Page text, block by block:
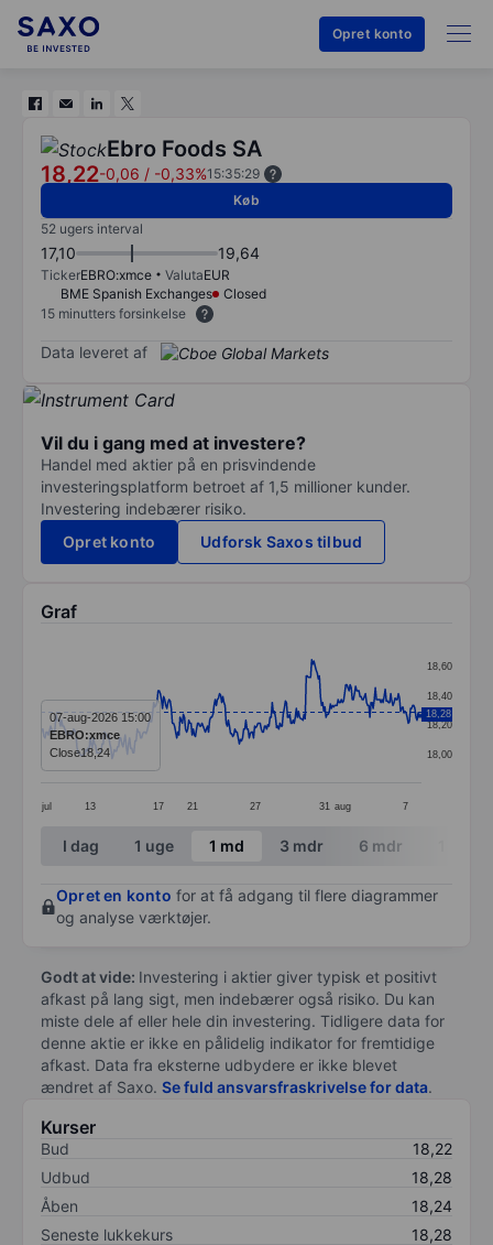
Opret konto
Ebro Foods SA
18,22-0,06 / -0,33%15:35:29
Køb
52 ugers interval
17,10 19,64
TickerEBRO:xmce ValutaEUR
BME Spanish Exchanges
Closed
15 minutters forsinkelse
Data leveret af
Vil du i gang med at investere?
Handel med aktier på en prisvindende
investeringsplatform betroet af 1,5 millioner kunder.
Investering indebærer risiko.
Opret konto
Udforsk Saxos tilbud
Graf
Line chart with 348 data points.
The chart has 1 X axis displaying categories.
The chart has 1 Y axis displaying values. Data
jul 13 17 21 27 31 aug 7
18,00
18,20
18,40
18,60
18,28
07-aug-2026 15:00
EBRO:xmce
Close18,24
End of interactive chart.
I dag 1 uge 1 md 3 mdr 6 mdr
Opret en konto for at få adgang til flere diagrammer
og analyse værktøjer.
Godt at vide: Investering i aktier giver typisk et positivt
afkast på lang sigt, men indebærer også risiko. Du kan
miste dele af eller hele din investering. Tidligere data for
denne aktie er ikke en pålidelig indikator for fremtidige
afkast. Data fra eksterne udbydere er ikke blevet
ændret af Saxo. Se fuld ansvarsfraskrivelse for data.
Kurser
Bud
18,22
Udbud
18,28
Åben
18,24
Seneste lukkekurs
18,28